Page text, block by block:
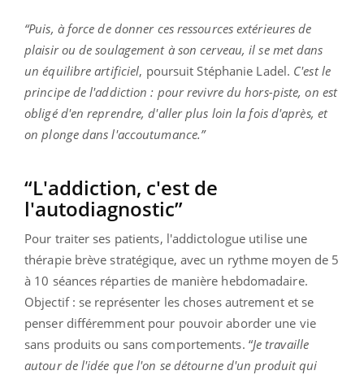
“Puis, à force de donner ces ressources extérieures de
plaisir ou de soulagement à son cerveau, il se met dans
un équilibre artificiel, poursuit Stéphanie Ladel. C'est le
principe de l'addiction : pour revivre du hors-piste, on est
obligé d'en reprendre, d'aller plus loin la fois d'après, et
on plonge dans l'accoutumance.”
“L'addiction, c'est de
l'autodiagnostic”
Pour traiter ses patients, l'addictologue utilise une
thérapie brève stratégique, avec un rythme moyen de 5
à 10 séances réparties de manière hebdomadaire.
Objectif : se représenter les choses autrement et se
penser différemment pour pouvoir aborder une vie
sans produits ou sans comportements. “Je travaille
autour de l'idée que l'on se détourne d'un produit qui